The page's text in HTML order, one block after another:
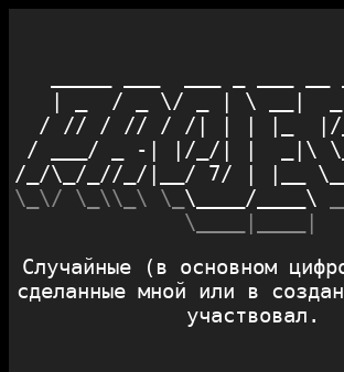
| _  / _ \/ _ | \ __|
/ // / // / /| | | |_
/ ___/ _ -| |/_/| |  _|\
\_\/ \_\\_\ \_ \____/____\
\____|____|
Cлучайные (в основном
сделанные мной или в
участвовал.